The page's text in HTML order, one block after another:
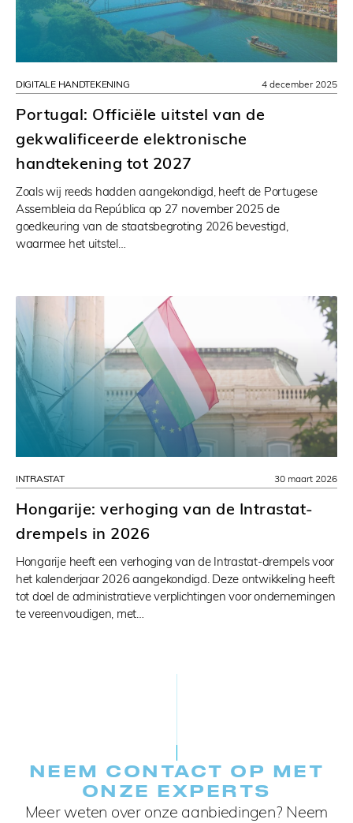
DIGITALE HANDTEKENING
Portugal: Officiële uitstel van de
gekwalificeerde elektronische
handtekening tot 2027
Zoals wij reeds hadden aangekondigd, heeft de Portugese
Assembleia da República op 27 november 2025 de
goedkeuring van de staatsbegroting 2026 bevestigd,
waarmee het uitstel…
4 december 2025
INTRASTAT
Hongarije: verhoging van de Intrastat-
drempels in 2026
Hongarije heeft een verhoging van de Intrastat-drempels voor
het kalenderjaar 2026 aangekondigd. Deze ontwikkeling heeft
tot doel de administratieve verplichtingen voor ondernemingen
te vereenvoudigen, met…
30 maart 2026
NEEM CONTACT OP MET
ONZE EXPERTS
Meer weten over onze aanbiedingen? Neem